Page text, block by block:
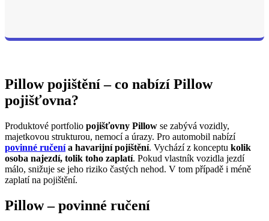
Pillow pojištění – co nabízí Pillow
pojišťovna?
Produktové portfolio pojišťovny Pillow se zabývá vozidly,
majetkovou strukturou, nemocí a úrazy. Pro automobil nabízí
povinné ručenía havarijní pojištění. Vychází z konceptu kolik
osoba najezdí, tolik toho zaplatí. Pokud vlastník vozidla jezdí
málo, snižuje se jeho riziko častých nehod. V tom případě i méně
zaplatí na pojištění.
Pillow – povinné ručení